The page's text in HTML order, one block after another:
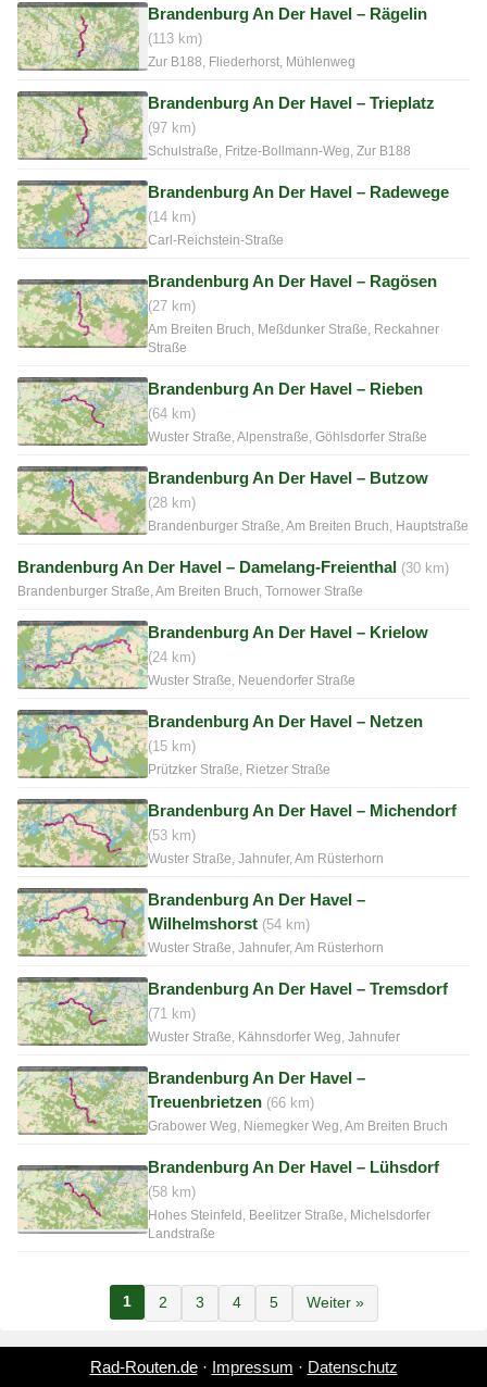
Brandenburg An Der Havel – Rägelin
(113 km)
Zur B188, Fliederhorst, Mühlenweg
Brandenburg An Der Havel – Trieplatz
(97 km)
Schulstraße, Fritze-Bollmann-Weg, Zur B188
Brandenburg An Der Havel – Radewege
(14 km)
Carl-Reichstein-Straße
Brandenburg An Der Havel – Ragösen
(27 km)
Am Breiten Bruch, Meßdunker Straße, Reckahner
Straße
Brandenburg An Der Havel – Rieben
(64 km)
Wuster Straße, Alpenstraße, Göhlsdorfer Straße
Brandenburg An Der Havel – Butzow
(28 km)
Brandenburger Straße, Am Breiten Bruch, Hauptstraße
Brandenburg An Der Havel – Damelang-Freienthal (30 km)
Brandenburger Straße, Am Breiten Bruch, Tornower Straße
Brandenburg An Der Havel – Krielow
(24 km)
Wuster Straße, Neuendorfer Straße
Brandenburg An Der Havel – Netzen
(15 km)
Prützker Straße, Rietzer Straße
Brandenburg An Der Havel – Michendorf
(53 km)
Wuster Straße, Jahnufer, Am Rüsterhorn
Brandenburg An Der Havel –
Wilhelmshorst (54 km)
Wuster Straße, Jahnufer, Am Rüsterhorn
Brandenburg An Der Havel – Tremsdorf
(71 km)
Wuster Straße, Kähnsdorfer Weg, Jahnufer
Brandenburg An Der Havel –
Treuenbrietzen (66 km)
Grabower Weg, Niemegker Weg, Am Breiten Bruch
Brandenburg An Der Havel – Lühsdorf
(58 km)
Hohes Steinfeld, Beelitzer Straße, Michelsdorfer
Landstraße
1 2 3 4 5 Weiter »
Rad-Routen.de· Impressum · Datenschutz